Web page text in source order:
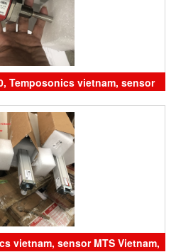
Temposonics vietnam, sensor
đại lý Temposonics vietnam
vietnam, sensor MTS Vietnam,